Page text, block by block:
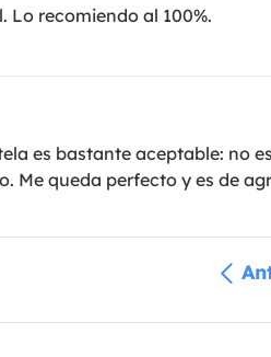
Lo recomiendo al 100%.
es bastante aceptable: no
Me queda perfecto y es de